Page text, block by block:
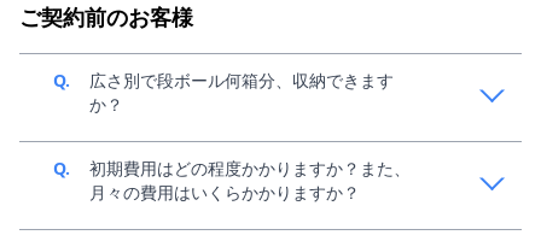
ご契約前のお客様
Q.
広さ別で段ボール何箱分、収納できます
か？
A.
中身によって変動してきますが、目安1畳で140サイズ
段ボール、約36個分収納可能です。収納イメージは、
Q.
初期費用はどの程度かかりますか？また、
月々の費用はいくらかかりますか？